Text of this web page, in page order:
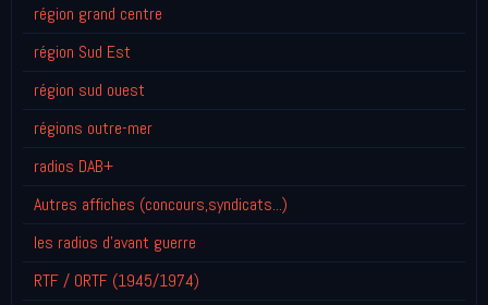
région grand centre
région Sud Est
région sud ouest
régions outre-mer
radios DAB+
Autres affiches (concours,syndicats...)
les radios d'avant guerre
RTF / ORTF (1945/1974)